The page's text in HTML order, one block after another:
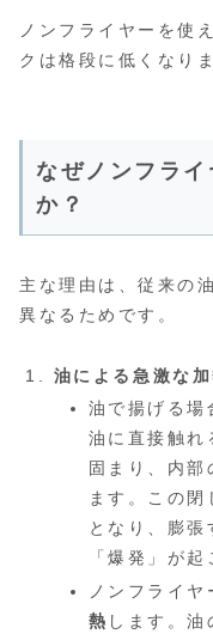
ノンフライヤーを使
クは格段に低くなり
なぜノンフラ
か？
主な理由は、従来の
異なるためです。
油による急激な
油で揚げる
油に直接触れ
固まり、内部
ます。この
となり、膨張
「爆発」が起
ノンフライ
熱 します。